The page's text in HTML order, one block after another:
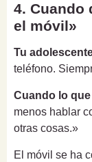
4. Cuando
el móvil»
Tu
teléfono.
Cuando lo
menos hablar
otras cosas.»
El móvil se ha